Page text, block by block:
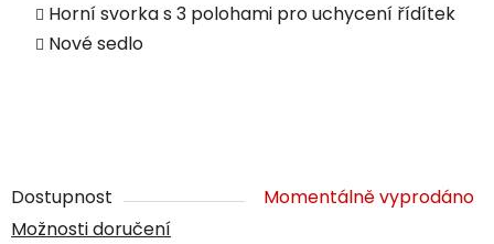
Horní svorka s 3 polohami pro uchycení řídítek
Nové sedlo
Dostupnost
Momentálně vyprodáno
Možnosti doručení